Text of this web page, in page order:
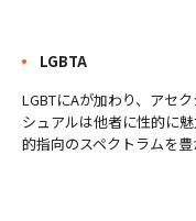
LGBTA
LGBTにAが加わり、アセ
シュアルは他者に性的に
的指向のスペクトラムを豊